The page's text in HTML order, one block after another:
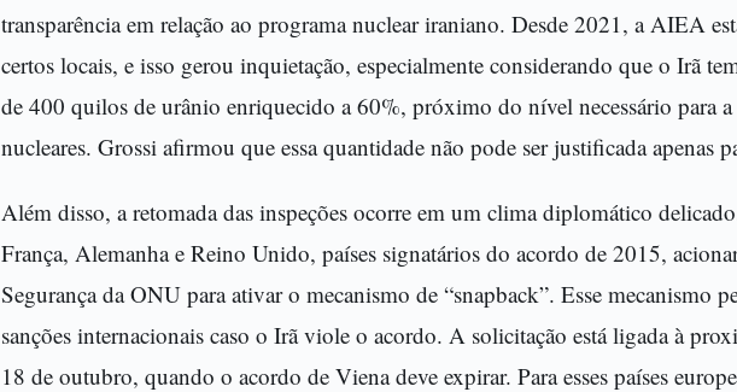
transparência em relação ao programa nuclear iraniano. Desde 2021, a AIEA
certos locais, e isso gerou inquietação, especialmente considerando que o Irã
de 400 quilos de urânio enriquecido a 60%, próximo do nível necessário para a
nucleares. Grossi afirmou que essa quantidade não pode ser justificada apenas
Além disso, a retomada das inspeções ocorre em um clima diplomático
França, Alemanha e Reino Unido, países signatários do acordo de 2015,
Segurança da ONU para ativar o mecanismo de “snapback”. Esse mecanismo
sanções internacionais caso o Irã viole o acordo. A solicitação está ligada à
18 de outubro, quando o acordo de Viena deve expirar. Para esses países